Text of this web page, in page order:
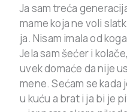
Ja sam treća
mame koja ne voli
ja. Nisam imala od
Jela sam šećer i
uvek domaće da nije
mene. Sećam se
u kuću a brat i ja bi je